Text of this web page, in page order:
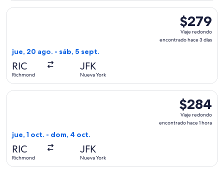
$279
Viaje
redondo,
$279
Viaje redondo
encontrado hace 3 días
jue, 20 ago. - sáb, 5 sept.
RIC
Richmond
JFK
Nueva York
Seleccionar vuelo de Delta, con salida el jue, 20 ago.
$284
Viaje
redondo,
$284
Viaje redondo
encontrado hace 1 hora
jue, 1 oct. - dom, 4 oct.
RIC
Richmond
JFK
Nueva York
Seleccionar vuelo de Delta, con salida el jue, 1 oct. desde